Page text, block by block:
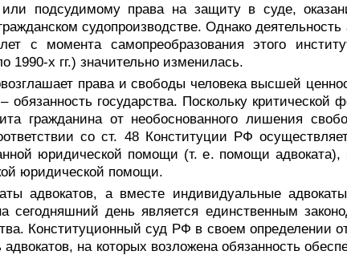
подсудимому права на защиту в суде,
судопроизводстве. Однако
с момента самопреобразования этого
1990-х гг.) значительно изменилась.
права и свободы человека высшей
обязанность государства. Поскольку
гражданина от необоснованного лишения
со ст. 48 Конституции РФ
юридической помощи (т. е. помощи адвоката),
юридической помощи.
адвокатов, а вместе индивидуальные
сегодняшний день является единственным
Конституционный суд РФ в своем определении
на которых возложена обязанность